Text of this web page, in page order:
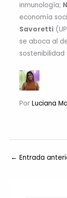
inmunología;
economía
Savoretti
se aboca al
Por Luciana
← Entrada